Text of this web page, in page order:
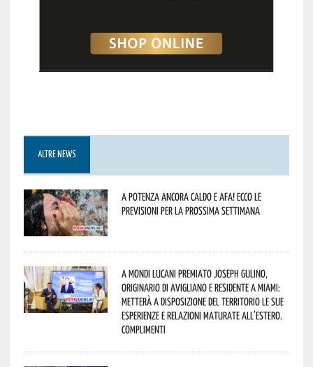
ALTRE NEWS
A Potenza ancora caldo e afa! Ecco le
previsioni per la prossima settimana
A Mondi lucani premiato Joseph Gulino,
originario di Avigliano e residente a Miami:
metterà a disposizione del territorio le sue
esperienze e relazioni maturate all’estero.
Complimenti